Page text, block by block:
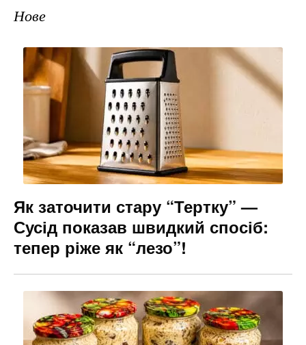
Нове
Як заточити стару “Тертку” —
Сусід показав швидкий спосіб:
тепер ріже як “лезо”!